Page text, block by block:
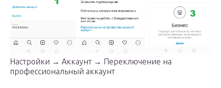
Настройки → Аккаунт → Переключение на
профессиональный аккаунт